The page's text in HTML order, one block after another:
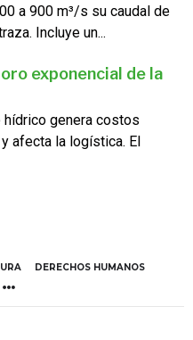
a 900 m³/s su caudal de
Incluye un...
exponencial de la
hídrico genera costos
afecta la logística. El
DERECHOS HUMANOS